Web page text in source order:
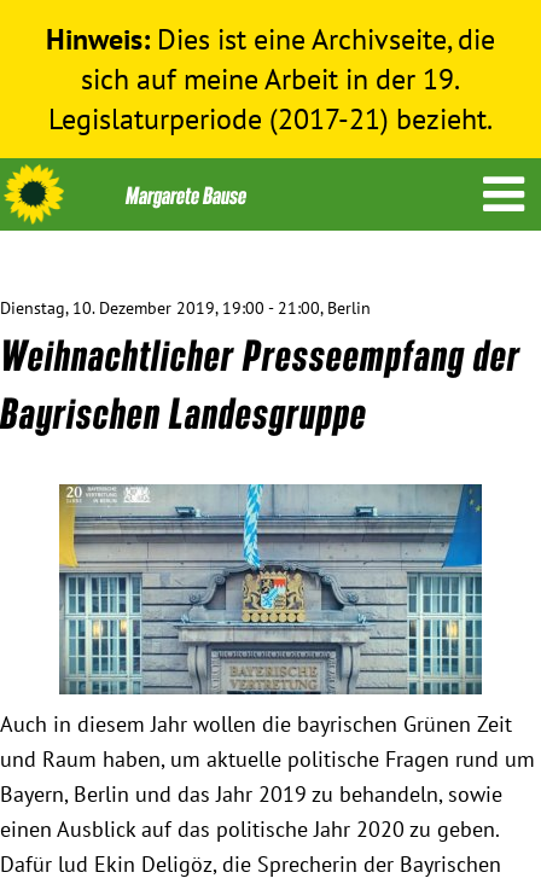
Hinweis: Dies ist eine Archivseite, die
sich auf meine Arbeit in der 19.
Legislaturperiode (2017-21) bezieht.
Themen
Menschenrechte
Bundestag 2017-2021
Obfrau im Ausschuss für Menschenrechte und
humanitäre Hilfe
Mein Abstimmungsverhalten
Ämter, Funktionen und Einkünfte
Besuch in Berlin
Dienstag, 10. Dezember 2019, 19:00 - 21:00, Berlin
Weihnachtlicher Presseempfang der
Bayrischen Landesgruppe
Auch in diesem Jahr wollen die bayrischen Grünen Zeit
und Raum haben, um aktuelle politische Fragen rund um
Bayern, Berlin und das Jahr 2019 zu behandeln, sowie
einen Ausblick auf das politische Jahr 2020 zu geben.
Dafür lud Ekin Deligöz, die Sprecherin der Bayrischen